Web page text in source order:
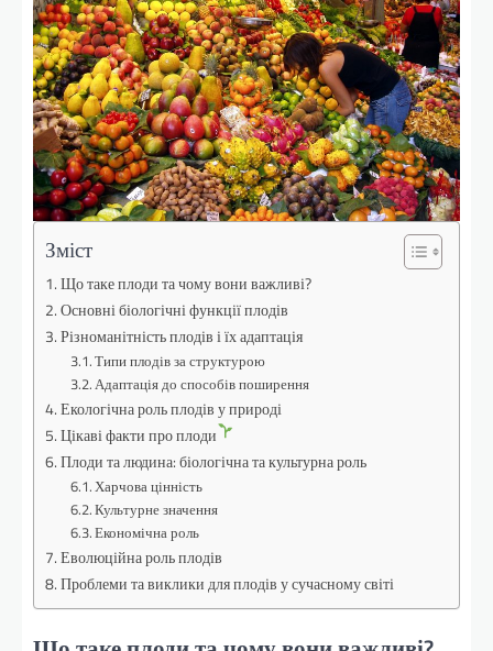
Зміст
Що таке плоди та чому вони важливі?
Основні біологічні функції плодів
Різноманітність плодів і їх адаптація
Типи плодів за структурою
Адаптація до способів поширення
Екологічна роль плодів у природі
Цікаві факти про плоди
Плоди та людина: біологічна та культурна роль
Харчова цінність
Культурне значення
Економічна роль
Еволюційна роль плодів
Проблеми та виклики для плодів у сучасному світі